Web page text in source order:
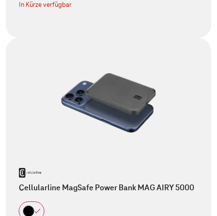
In Kürze verfügbar
Cellularline MagSafe Power Bank MAG AIRY 5000